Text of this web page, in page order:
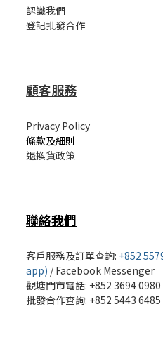
認識我們
登記批發合作
顧客服務
Privacy Policy
條款及細則
退換貨政策
聯絡我們
客戶服務及訂單查詢: +852
app) /Facebook Messenger
觀塘門市電話: +852 3694 0980
批發合作查詢: +852 5443